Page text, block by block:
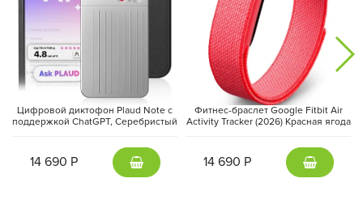
Цифровой диктофон Plaud Note с
поддержкой ChatGPT, Серебристый
14 690 Р
Фитнес-браслет Google Fitbit Air
Activity Tracker (2026) Красная ягода
14 690 Р